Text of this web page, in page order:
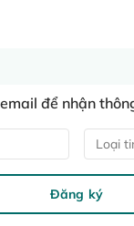
để nhận
Loại
Đăng ký